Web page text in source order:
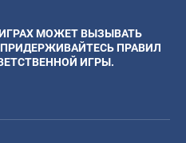
МОЖЕТ ВЫЗЫВАТЬ
ПРАВИЛ
ИГРЫ.